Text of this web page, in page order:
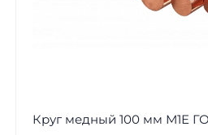
Круг медный 100 мм М1Е